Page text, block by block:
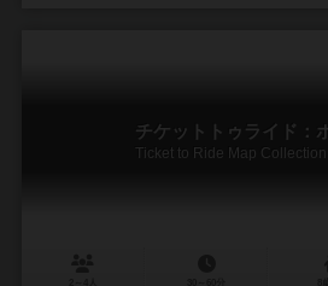
チケットトゥライド：
Ticket to Ride Map